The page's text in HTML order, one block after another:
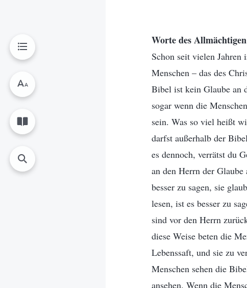
Worte des
Schon seit vielen Jahren
Menschen – das des
Bibel ist kein Glaube an
sogar wenn die
sein. Was so viel heißt
darfst außerhalb der
es dennoch, verrätst du
an den Herrn der
besser zu sagen, sie
lesen, ist es besser zu
sind vor den Herrn
diese Weise beten die
Lebenssaft, und sie zu
Menschen sehen die
ansehen. Wenn die